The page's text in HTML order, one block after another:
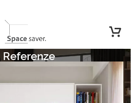
Referenze